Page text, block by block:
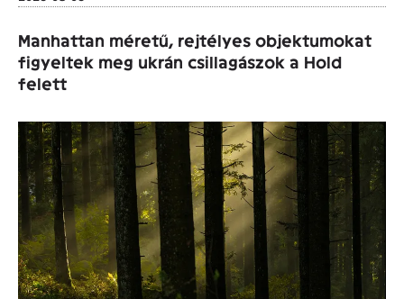
Manhattan méretű, rejtélyes objektumokat
figyeltek meg ukrán csillagászok a Hold
felett